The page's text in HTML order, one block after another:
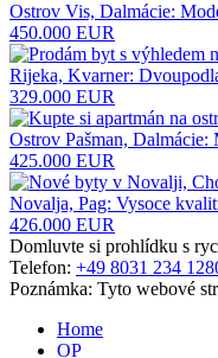
Ostrov Vis, Dalmácie:
450.000 EUR
Rijeka, Kvarner:
329.000 EUR
Ostrov Pašman,
425.000 EUR
Novalja, Pag: Vysoce
426.000 EUR
Domluvte si prohlídku s
Telefon: +49 8031 234
Poznámka: Tyto webové
Home
OP